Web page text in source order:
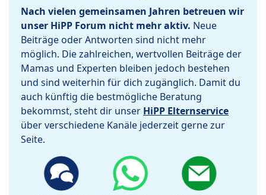
Nach vielen gemeinsamen Jahren betreuen wir
unser HiPP Forum nicht mehr aktiv. Neue
Beiträge oder Antworten sind nicht mehr
möglich. Die zahlreichen, wertvollen Beiträge der
Mamas und Experten bleiben jedoch bestehen
und sind weiterhin für dich zugänglich. Damit du
auch künftig die bestmögliche Beratung
bekommst, steht dir unser HiPP Elternservice
über verschiedene Kanäle jederzeit gerne zur
Seite.